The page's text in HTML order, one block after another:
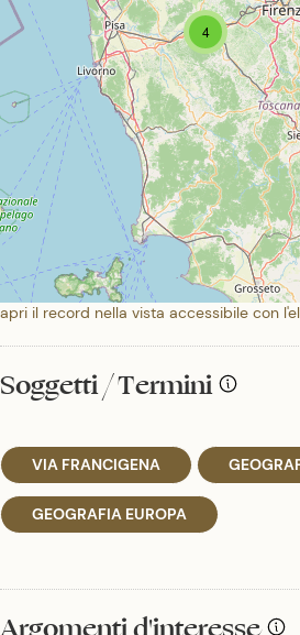
4
apri il record nella vista accessibile con
Soggetti / Termini
VIA FRANCIGENA
GEOGRAFIA EUROPA